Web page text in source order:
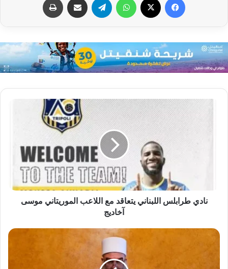
نادي طرابلس اللبناني يتعاقد مع اللاعب الموريتاني موسى
آخاديج